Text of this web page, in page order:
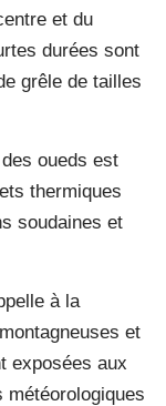
et du
durées sont
grêle de tailles
oueds est
thermiques
soudaines et
à la
et
exposées aux
météorologiques